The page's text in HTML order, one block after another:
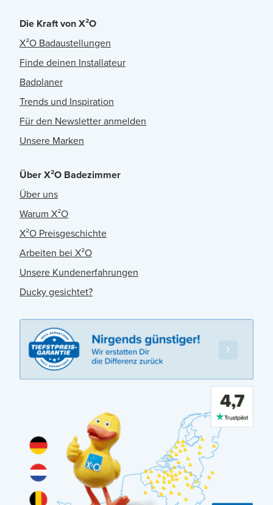
Die Kraft von X²O
X²O Badaustellungen
Finde deinen Installateur
Badplaner
Trends und Inspiration
Für den Newsletter anmelden
Unsere Marken
Über X²O Badezimmer
Über uns
Warum X²O
X²O Preisgeschichte
Arbeiten bei X²O
Unsere Kundenerfahrungen
Ducky gesichtet?